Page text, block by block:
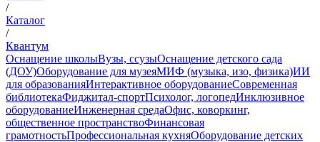
/
Каталог
/
Квантум
Оснащение школыВузы, ссузыОснащение детского сада
(ДОУ)Оборудование для музеяМИФ (музыка, изо, физика)ИИ
для образованияИнтерактивное оборудованиеСовременная
библиотекаФиджитал-спортПсихолог, логопедИнклюзивное
оборудованиеИнженерная средаОфис, коворкинг,
общественное пространствоФинансовая
грамотностьПрофессиональная кухняОборудование детских